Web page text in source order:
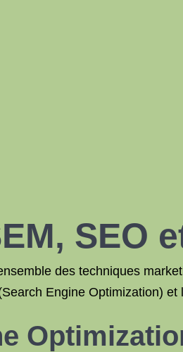
SEO
des techniques
Engine Optimization)